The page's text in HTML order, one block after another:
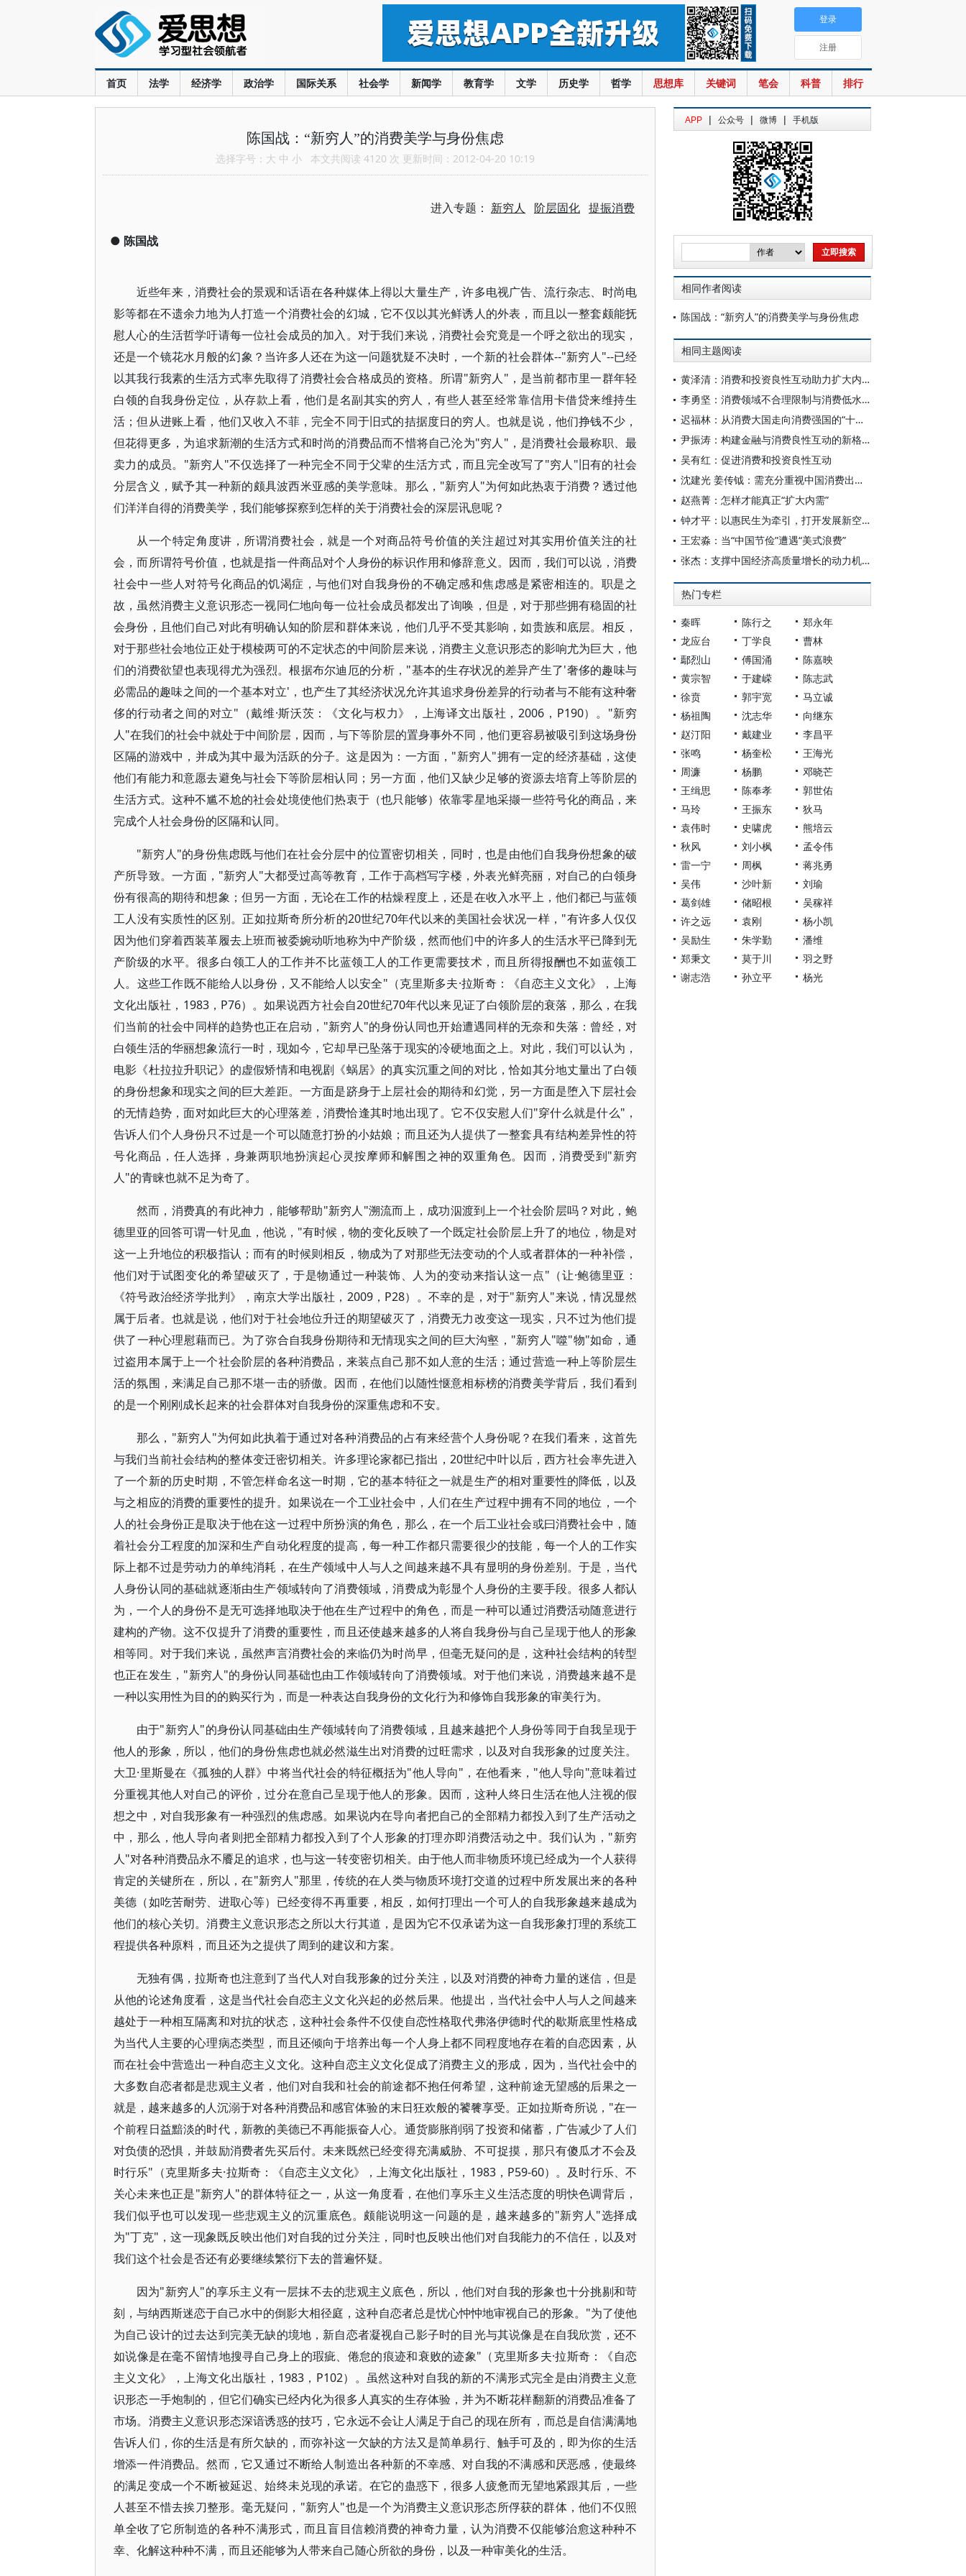
首页 法学 经济学 政治学 国际关系 社会学 新闻学 教育学 文学 历史学 哲学 思想库 关键词 笔会 科普 排行
登录
注册
陈国战：“新穷人”的消费美学与身份焦虑
选择字号： 大 中 小 本文共阅读 4120 次 更新时间：2012-04-20 10:19
进入专题： 新穷人 阶层固化 提振消费
● 陈国战
近些年来，消费社会的景观和话语在各种媒体上得以大量生产，许多电视广告、流行杂志、时尚电
影等都在不遗余力地为人打造一个消费社会的幻城，它不仅以其光鲜诱人的外表，而且以一整套颇能抚
慰人心的生活哲学吁请每一位社会成员的加入。对于我们来说，消费社会究竟是一个呼之欲出的现实，
还是一个镜花水月般的幻象？当许多人还在为这一问题犹疑不决时，一个新的社会群体--"新穷人"--已经
以其我行我素的生活方式率先取得了消费社会合格成员的资格。所谓"新穷人"，是当前都市里一群年轻
白领的自我身份定位，从存款上看，他们是名副其实的穷人，有些人甚至经常靠信用卡借贷来维持生
活；但从进账上看，他们又收入不菲，完全不同于旧式的拮据度日的穷人。也就是说，他们挣钱不少，
但花得更多，为追求新潮的生活方式和时尚的消费品而不惜将自己沦为"穷人"，是消费社会最称职、最
卖力的成员。"新穷人"不仅选择了一种完全不同于父辈的生活方式，而且完全改写了"穷人"旧有的社会
分层含义，赋予其一种新的颇具波西米亚感的美学意味。那么，"新穷人"为何如此热衷于消费？透过他
们洋洋自得的消费美学，我们能够探察到怎样的关于消费社会的深层讯息呢？
从一个特定角度讲，所谓消费社会，就是一个对商品符号价值的关注超过对其实用价值关注的社
会，而所谓符号价值，也就是指一件商品对个人身份的标识作用和修辞意义。因而，我们可以说，消费
社会中一些人对符号化商品的饥渴症，与他们对自我身份的不确定感和焦虑感是紧密相连的。职是之
故，虽然消费主义意识形态一视同仁地向每一位社会成员都发出了询唤，但是，对于那些拥有稳固的社
会身份，且他们自己对此有明确认知的阶层和群体来说，他们几乎不受其影响，如贵族和底层。相反，
对于那些社会地位正处于模棱两可的不定状态的中间阶层来说，消费主义意识形态的影响尤为巨大，他
们的消费欲望也表现得尤为强烈。根据布尔迪厄的分析，"基本的生存状况的差异产生了'奢侈的趣味与
必需品的趣味之间的一个基本对立'，也产生了其经济状况允许其追求身份差异的行动者与不能有这种奢
侈的行动者之间的对立"（戴维·斯沃茨：《文化与权力》，上海译文出版社，2006，P190）。"新穷
人"在我们的社会中就处于中间阶层，因而，与下等阶层的置身事外不同，他们更容易被吸引到这场身份
区隔的游戏中，并成为其中最为活跃的分子。这是因为：一方面，"新穷人"拥有一定的经济基础，这使
他们有能力和意愿去避免与社会下等阶层相认同；另一方面，他们又缺少足够的资源去培育上等阶层的
生活方式。这种不尴不尬的社会处境使他们热衷于（也只能够）依靠零星地采撷一些符号化的商品，来
完成个人社会身份的区隔和认同。
"新穷人"的身份焦虑既与他们在社会分层中的位置密切相关，同时，也是由他们自我身份想象的破
产所导致。一方面，"新穷人"大都受过高等教育，工作于高档写字楼，外表光鲜亮丽，对自己的白领身
份有很高的期待和想象；但另一方面，无论在工作的枯燥程度上，还是在收入水平上，他们都已与蓝领
工人没有实质性的区别。正如拉斯奇所分析的20世纪70年代以来的美国社会状况一样，"有许多人仅仅
因为他们穿着西装革履去上班而被委婉动听地称为中产阶级，然而他们中的许多人的生活水平已降到无
产阶级的水平。很多白领工人的工作并不比蓝领工人的工作更需要技术，而且所得报酬也不如蓝领工
人。这些工作既不能给人以身份，又不能给人以安全"（克里斯多夫·拉斯奇：《自恋主义文化》，上海
文化出版社，1983，P76）。如果说西方社会自20世纪70年代以来见证了白领阶层的衰落，那么，在我
们当前的社会中同样的趋势也正在启动，"新穷人"的身份认同也开始遭遇同样的无奈和失落：曾经，对
白领生活的华丽想象流行一时，现如今，它却早已坠落于现实的冷硬地面之上。对此，我们可以认为，
电影《杜拉拉升职记》的虚假矫情和电视剧《蜗居》的真实沉重之间的对比，恰如其分地丈量出了白领
的身份想象和现实之间的巨大差距。一方面是跻身于上层社会的期待和幻觉，另一方面是堕入下层社会
的无情趋势，面对如此巨大的心理落差，消费恰逢其时地出现了。它不仅安慰人们"穿什么就是什么"，
告诉人们个人身份只不过是一个可以随意打扮的小姑娘；而且还为人提供了一整套具有结构差异性的符
号化商品，任人选择，身兼两职地扮演起心灵按摩师和解围之神的双重角色。因而，消费受到"新穷
人"的青睐也就不足为奇了。
然而，消费真的有此神力，能够帮助"新穷人"溯流而上，成功泅渡到上一个社会阶层吗？对此，鲍
德里亚的回答可谓一针见血，他说，"有时候，物的变化反映了一个既定社会阶层上升了的地位，物是对
这一上升地位的积极指认；而有的时候则相反，物成为了对那些无法变动的个人或者群体的一种补偿，
他们对于试图变化的希望破灭了，于是物通过一种装饰、人为的变动来指认这一点"（让·鲍德里亚：
《符号政治经济学批判》，南京大学出版社，2009，P28）。不幸的是，对于"新穷人"来说，情况显然
属于后者。也就是说，他们对于社会地位升迁的期望破灭了，消费无力改变这一现实，只不过为他们提
供了一种心理慰藉而已。为了弥合自我身份期待和无情现实之间的巨大沟壑，"新穷人"噬"物"如命，通
过盗用本属于上一个社会阶层的各种消费品，来装点自己那不如人意的生活；通过营造一种上等阶层生
活的氛围，来满足自己那不堪一击的骄傲。因而，在他们以随性惬意相标榜的消费美学背后，我们看到
的是一个刚刚成长起来的社会群体对自我身份的深重焦虑和不安。
那么，"新穷人"为何如此执着于通过对各种消费品的占有来经营个人身份呢？在我们看来，这首先
与我们当前社会结构的整体变迁密切相关。许多理论家都已指出，20世纪中叶以后，西方社会率先进入
了一个新的历史时期，不管怎样命名这一时期，它的基本特征之一就是生产的相对重要性的降低，以及
与之相应的消费的重要性的提升。如果说在一个工业社会中，人们在生产过程中拥有不同的地位，一个
人的社会身份正是取决于他在这一过程中所扮演的角色，那么，在一个后工业社会或曰消费社会中，随
着社会分工程度的加深和生产自动化程度的提高，每一种工作都只需要很少的技能，每一个人的工作实
际上都不过是劳动力的单纯消耗，在生产领域中人与人之间越来越不具有显明的身份差别。于是，当代
人身份认同的基础就逐渐由生产领域转向了消费领域，消费成为彰显个人身份的主要手段。很多人都认
为，一个人的身份不是无可选择地取决于他在生产过程中的角色，而是一种可以通过消费活动随意进行
建构的产物。这不仅提升了消费的重要性，而且还使越来越多的人将自我身份与自己呈现于他人的形象
相等同。对于我们来说，虽然声言消费社会的来临仍为时尚早，但毫无疑问的是，这种社会结构的转型
也正在发生，"新穷人"的身份认同基础也由工作领域转向了消费领域。对于他们来说，消费越来越不是
一种以实用性为目的的购买行为，而是一种表达自我身份的文化行为和修饰自我形象的审美行为。
由于"新穷人"的身份认同基础由生产领域转向了消费领域，且越来越把个人身份等同于自我呈现于
他人的形象，所以，他们的身份焦虑也就必然滋生出对消费的过旺需求，以及对自我形象的过度关注。
大卫·里斯曼在《孤独的人群》中将当代社会的特征概括为"他人导向"，在他看来，"他人导向"意味着过
分重视其他人对自己的评价，过分在意自己呈现于他人的形象。因而，这种人终日生活在他人注视的假
想之中，对自我形象有一种强烈的焦虑感。如果说内在导向者把自己的全部精力都投入到了生产活动之
中，那么，他人导向者则把全部精力都投入到了个人形象的打理亦即消费活动之中。我们认为，"新穷
人"对各种消费品永不餍足的追求，也与这一转变密切相关。由于他人而非物质环境已经成为一个人获得
肯定的关键所在，所以，在"新穷人"那里，传统的在人类与物质环境打交道的过程中所发展出来的各种
美德（如吃苦耐劳、进取心等）已经变得不再重要，相反，如何打理出一个可人的自我形象越来越成为
他们的核心关切。消费主义意识形态之所以大行其道，是因为它不仅承诺为这一自我形象打理的系统工
程提供各种原料，而且还为之提供了周到的建议和方案。
无独有偶，拉斯奇也注意到了当代人对自我形象的过分关注，以及对消费的神奇力量的迷信，但是
从他的论述角度看，这是当代社会自恋主义文化兴起的必然后果。他提出，当代社会中人与人之间越来
越处于一种相互隔离和对抗的状态，这种社会条件不仅使自恋性格取代弗洛伊德时代的歇斯底里性格成
为当代人主要的心理病态类型，而且还倾向于培养出每一个人身上都不同程度地存在着的自恋因素，从
而在社会中营造出一种自恋主义文化。这种自恋主义文化促成了消费主义的形成，因为，当代社会中的
大多数自恋者都是悲观主义者，他们对自我和社会的前途都不抱任何希望，这种前途无望感的后果之一
就是，越来越多的人沉溺于对各种消费品和感官体验的末日狂欢般的饕餮享受。正如拉斯奇所说，"在一
个前程日益黯淡的时代，新教的美德已不再能振奋人心。通货膨胀削弱了投资和储蓄，广告减少了人们
对负债的恐惧，并鼓励消费者先买后付。未来既然已经变得充满威胁、不可捉摸，那只有傻瓜才不会及
时行乐"（克里斯多夫·拉斯奇：《自恋主义文化》，上海文化出版社，1983，P59-60）。及时行乐、不
关心未来也正是"新穷人"的群体特征之一，从这一角度看，在他们享乐主义生活态度的明快色调背后，
我们似乎也可以发现一些悲观主义的沉重底色。颇能说明这一问题的是，越来越多的"新穷人"选择成
为"丁克"，这一现象既反映出他们对自我的过分关注，同时也反映出他们对自我能力的不信任，以及对
我们这个社会是否还有必要继续繁衍下去的普遍怀疑。
因为"新穷人"的享乐主义有一层抹不去的悲观主义底色，所以，他们对自我的形象也十分挑剔和苛
刻，与纳西斯迷恋于自己水中的倒影大相径庭，这种自恋者总是忧心忡忡地审视自己的形象。"为了使他
为自己设计的过去达到完美无缺的境地，新自恋者凝视自己影子时的目光与其说像是在自我欣赏，还不
如说像是在毫不留情地搜寻自己身上的瑕疵、倦怠的痕迹和衰败的迹象"（克里斯多夫·拉斯奇：《自恋
主义文化》，上海文化出版社，1983，P102）。虽然这种对自我的新的不满形式完全是由消费主义意
识形态一手炮制的，但它们确实已经内化为很多人真实的生存体验，并为不断花样翻新的消费品准备了
市场。消费主义意识形态深谙诱惑的技巧，它永远不会让人满足于自己的现在所有，而总是自信满满地
告诉人们，你的生活是有所欠缺的，而弥补这一欠缺的方法又是简单易行、触手可及的，即为你的生活
增添一件消费品。然而，它又通过不断给人制造出各种新的不幸感、对自我的不满感和厌恶感，使最终
的满足变成一个不断被延迟、始终未兑现的承诺。在它的蛊惑下，很多人疲惫而无望地紧跟其后，一些
人甚至不惜去挨刀整形。毫无疑问，"新穷人"也是一个为消费主义意识形态所俘获的群体，他们不仅照
单全收了它所制造的各种不满形式，而且盲目信赖消费的神奇力量，认为消费不仅能够治愈这种种不
幸、化解这种种不满，而且还能够为人带来自己随心所欲的身份，以及一种审美化的生活。
APP | 公众号 | 微博 | 手机版
相同作者阅读
陈国战：“新穷人”的消费美学与身份焦虑
相同主题阅读
黄泽清：消费和投资良性互动助力扩大内需
李勇坚：消费领域不合理限制与消费低水平均衡陷阱：表现、成因与政策建议
迟福林：从消费大国走向消费强国的“十五五”
尹振涛：构建金融与消费良性互动的新格局
吴有红：促进消费和投资良性互动
沈建光 姜传钺：需充分重视中国消费出现的七大结构性分化
赵燕菁：怎样才能真正“扩大内需”
钟才平：以惠民生为牵引，打开发展新空间
王宏淼：当“中国节俭”遭遇“美式浪费”
张杰：支撑中国经济高质量增长的动力机制 —— 基于“投资—消费”融合理论框架
热门专栏
秦晖 陈行之
郑永年
龙应台
丁学良
曹林
鄢烈山
傅国涌
陈嘉映
黄宗智
于建嵘
陈志武
徐贲
郭宇宽
马立诚
杨祖陶
沈志华
向继东
赵汀阳
戴建业
李昌平
张鸣
杨奎松
王海光
周濂
杨鹏
邓晓芒
王缉思
陈奉孝
郭世佑
马玲
王振东
狄马
袁伟时
史啸虎
熊培云
秋风
刘小枫
孟令伟
雷一宁
周枫
蒋兆勇
吴伟
沙叶新
刘瑜
葛剑雄
储昭根
吴稼祥
许之远
袁刚
杨小凯
吴励生
朱学勤
潘维
郑秉文
莫于川
羽之野
谢志浩
孙立平 杨光